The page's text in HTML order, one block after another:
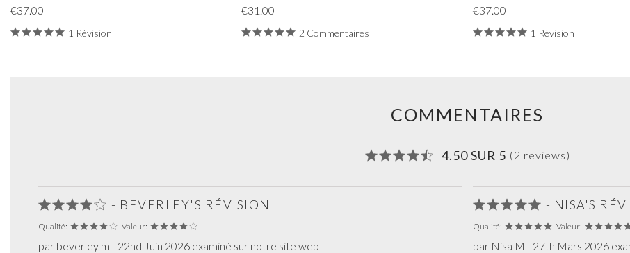
€37.00
1 Révision
€31.00
2 Commentaires
€37.00
1 Révision
COMMENTAIRES
4.50 SUR 5 (2 reviews)
- BEVERLEY'S RÉVISION
Qualité: Valeur:
par beverley m - 22nd Juin 2026 examiné sur notre site web
- NISA'S
Qualité: Valeur:
par Nisa M - 27th Mars 2026